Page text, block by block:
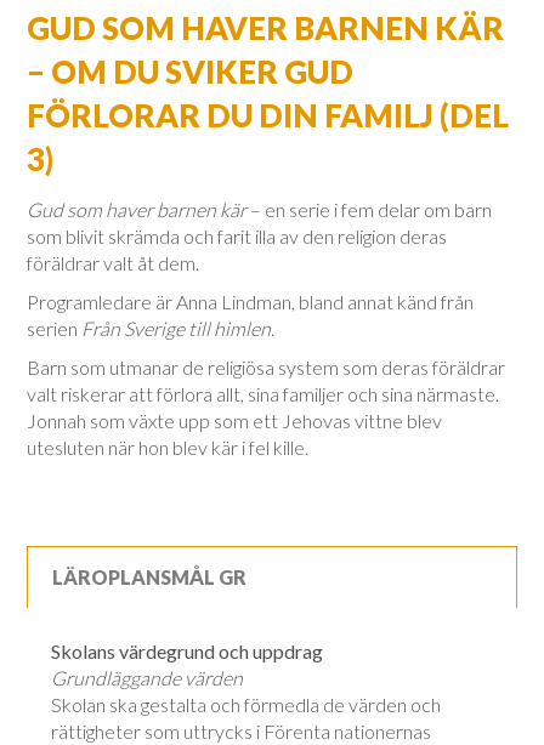
GUD SOM HAVER BARNEN KÄR
– OM DU SVIKER GUD
FÖRLORAR DU DIN FAMILJ (DEL
3)
Gud som haver barnen kär– en serie i fem delar om barn
som blivit skrämda och farit illa av den religion deras
föräldrar valt åt dem.
Programledare är Anna Lindman, bland annat känd från
serien Från Sverige till himlen.
Barn som utmanar de religiösa system som deras föräldrar
valt riskerar att förlora allt, sina familjer och sina närmaste.
Jonnah som växte upp som ett Jehovas vittne blev
utesluten när hon blev kär i fel kille.
LÄROPLANSMÅL GR
Skolans värdegrund och uppdrag
Grundläggande värden
Skolan ska gestalta och förmedla de värden och
rättigheter som uttrycks i Förenta nationernas